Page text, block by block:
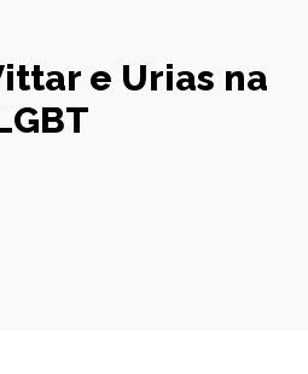
e Urias na